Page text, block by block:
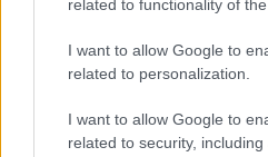
related to functionality of
I want to allow Google to
related to personalization.
I want to allow Google to
related to security,
έρωτες στους οποίους
τη ζωή είναι τα ζώα» θα πει